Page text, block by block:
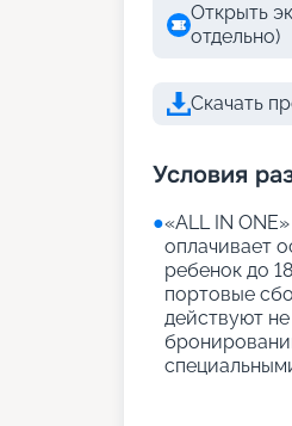
Открыть
отдельно)
Скачать
Условия
●«АLL IN
оплачивает
ребенок до
портовые
действуют